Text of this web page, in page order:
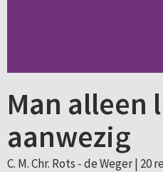
Man
aanwezig
C. M. Chr. Rots - de Weger | 20